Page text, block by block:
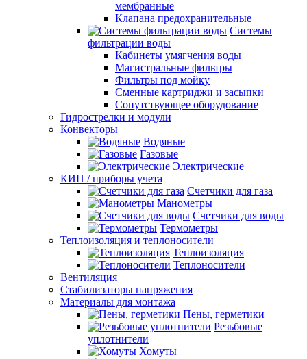
мембранные
Клапана предохранительные
Системы
фильтрации воды
Кабинеты умягчения воды
Магистральные фильтры
Фильтры под мойку
Сменные картриджи и засыпки
Сопутствующее оборудование
Гидрострелки и модули
Конвекторы
Водяные
Газовые
Электрические
КИП / приборы учета
Счетчики для газа
Манометры
Счетчики для воды
Термометры
Теплоизоляция и теплоносители
Теплоизоляция
Теплоносители
Вентиляция
Стабилизаторы напряжения
Материалы для монтажа
Пены, герметики
Резьбовые
уплотнители
Хомуты